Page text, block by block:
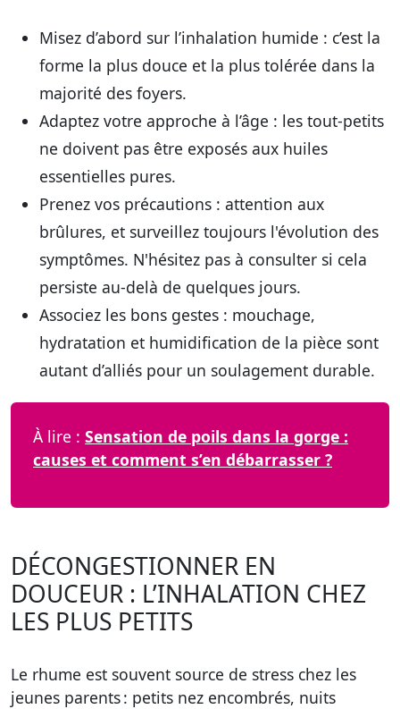
Misez d’abord sur l’inhalation humide : c’est la
forme la plus douce et la plus tolérée dans la
majorité des foyers.
Adaptez votre approche à l’âge : les tout-petits
ne doivent pas être exposés aux huiles
essentielles pures.
Prenez vos précautions : attention aux
brûlures, et surveillez toujours l'évolution des
symptômes. N'hésitez pas à consulter si cela
persiste au-delà de quelques jours.
Associez les bons gestes : mouchage,
hydratation et humidification de la pièce sont
autant d’alliés pour un soulagement durable.
À lire : Sensation de poils dans la gorge :
causes et comment s’en débarrasser ?
DÉCONGESTIONNER EN
DOUCEUR : L’INHALATION CHEZ
LES PLUS PETITS
Le rhume est souvent source de stress chez les
jeunes parents : petits nez encombrés, nuits